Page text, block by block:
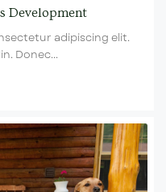
Development
adipiscing elit.
Donec...